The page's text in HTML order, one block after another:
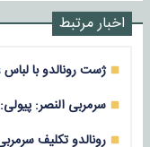
اخبار مرتبط
ژست رونالدو با
سرمربی النصر:
رونالدو تکلیف